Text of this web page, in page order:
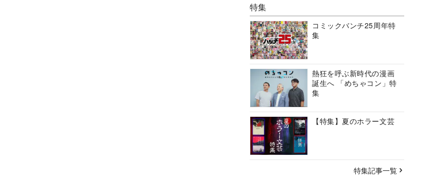
特集
コミックバンチ25周年特
集
熱狂を呼ぶ新時代の漫画
誕生へ 「めちゃコン」特
集
【特集】夏のホラー文芸
特集記事一覧